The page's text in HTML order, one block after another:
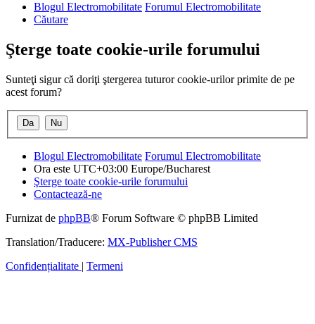
Blogul Electromobilitate Forumul Electromobilitate
Căutare
Şterge toate cookie-urile forumului
Sunteţi sigur că doriţi ştergerea tuturor cookie-urilor primite de pe
acest forum?
Blogul Electromobilitate Forumul Electromobilitate
Ora este UTC+03:00 Europe/Bucharest
Şterge toate cookie-urile forumului
Contactează-ne
Furnizat de phpBB® Forum Software © phpBB Limited
Translation/Traducere: MX-Publisher CMS
Confidențialitate | Termeni